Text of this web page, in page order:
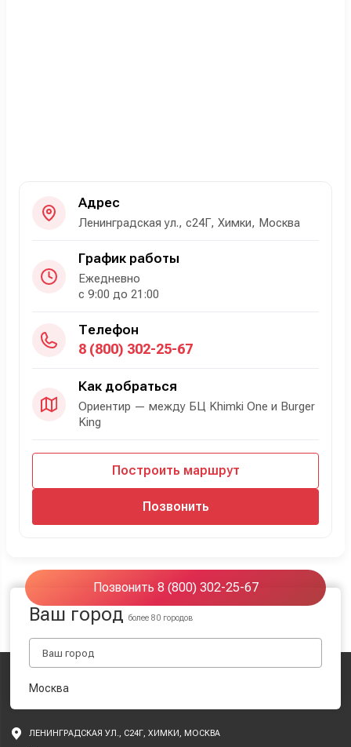
Адрес
Ленинградская ул., с24Г, Химки, Москва
График работы
Ежедневно
с 9:00 до 21:00
Телефон
8 (800) 302-25-67
Как добраться
Ориентир — между БЦ Khimki One и Burger
King
Построить маршрут
Позвонить
Позвонить 8 (800) 302-25-67
Ваш городболее 80 городов
Москва
ЛЕНИНГРАДСКАЯ УЛ., С24Г, ХИМКИ, МОСКВА